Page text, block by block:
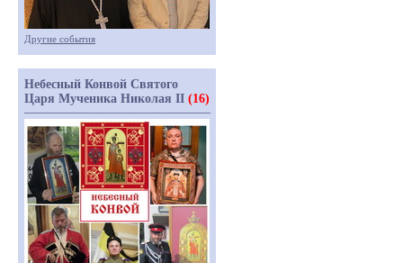
Другие события
Небесный Конвой Святого
Царя Мученика Николая II (16)